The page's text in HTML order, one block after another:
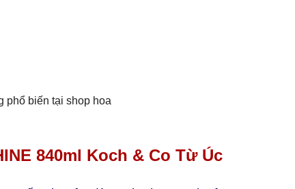
phổ biến tại shop hoa
840ml Koch & Co Từ Úc